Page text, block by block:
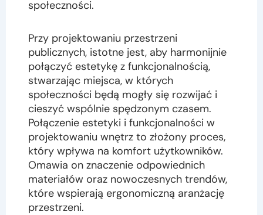
społeczności.
Przy projektowaniu przestrzeni
publicznych, istotne jest, aby harmonijnie
połączyć estetykę z funkcjonalnością,
stwarzając miejsca, w których
społeczności będą mogły się rozwijać i
cieszyć wspólnie spędzonym czasem.
Połączenie estetyki i funkcjonalności w
projektowaniu wnętrz to złożony proces,
który wpływa na komfort użytkowników.
Omawia on znaczenie odpowiednich
materiałów oraz nowoczesnych trendów,
które wspierają ergonomiczną aranżację
przestrzeni.